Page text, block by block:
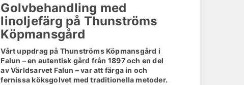
Golvbehandling med
linoljefärg på Thunströms
Köpmansgård
Vårt uppdrag på Thunströms Köpmansgård i
Falun – en autentisk gård från 1897 och en del
av Världsarvet Falun – var att färga in och
fernissa köksgolvet med traditionella metoder.